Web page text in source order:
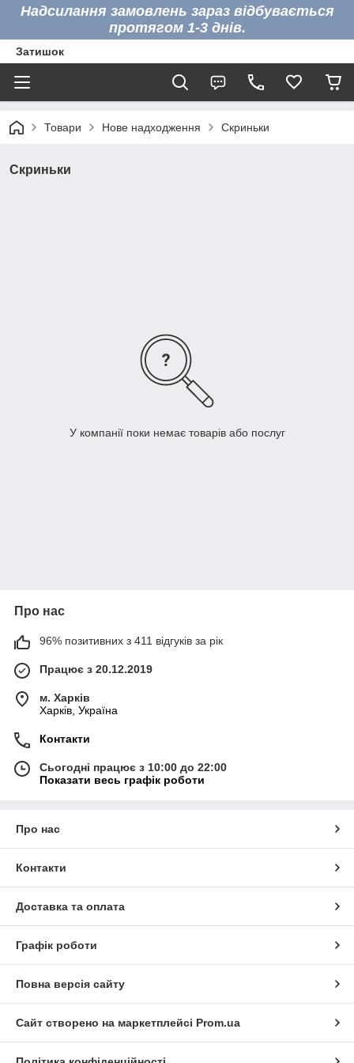
Надсилання замовлень зараз відбувається
протягом 1-3 днів.
Затишок
Товари Нове надходження Скриньки
Скриньки
У компанії поки немає товарів або послуг
Про нас
96% позитивних з 411 відгуків за рік
Працює з 20.12.2019
м. Харків
Харків, Україна
Контакти
Сьогодні працює з 10:00 до 22:00
Показати весь графік роботи
Про нас
Контакти
Доставка та оплата
Графік роботи
Повна версія сайту
Сайт створено на маркетплейсі Prom.ua